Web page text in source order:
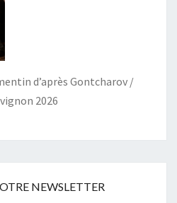
d’après Gontcharov /
2026
NEWSLETTER